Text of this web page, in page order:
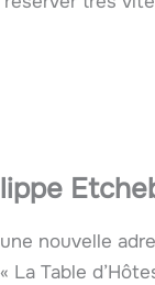
nouvelle
Table